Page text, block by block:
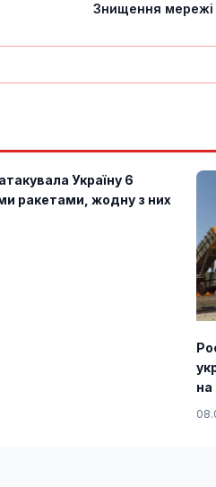
Знищення мережі
Україну 6
ракетами, жодну з них
на